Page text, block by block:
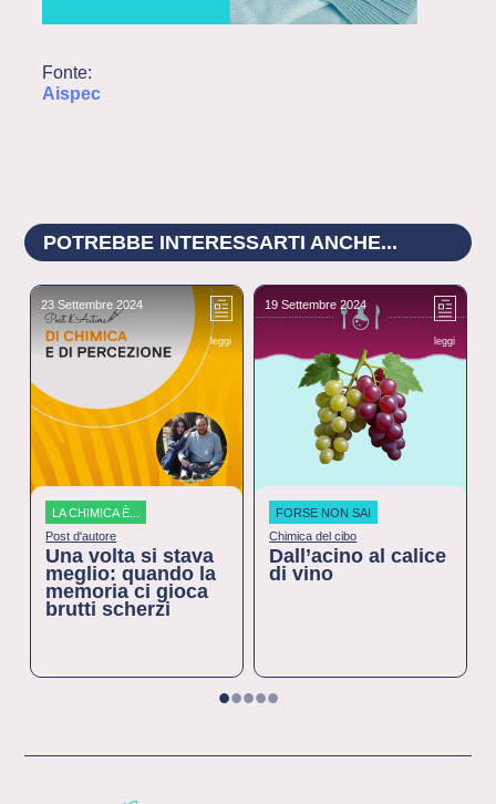
Fonte:
Aispec
POTREBBE INTERESSARTI ANCHE...
23 Settembre 2024
leggi
LA CHIMICA È...
Post d'autore
Una volta si stava
meglio: quando la
memoria ci gioca
brutti scherzi
19 Settembre 2024
leggi
FORSE NON SAI
Chimica del cibo
Dall’acino al calice
di vino
12345